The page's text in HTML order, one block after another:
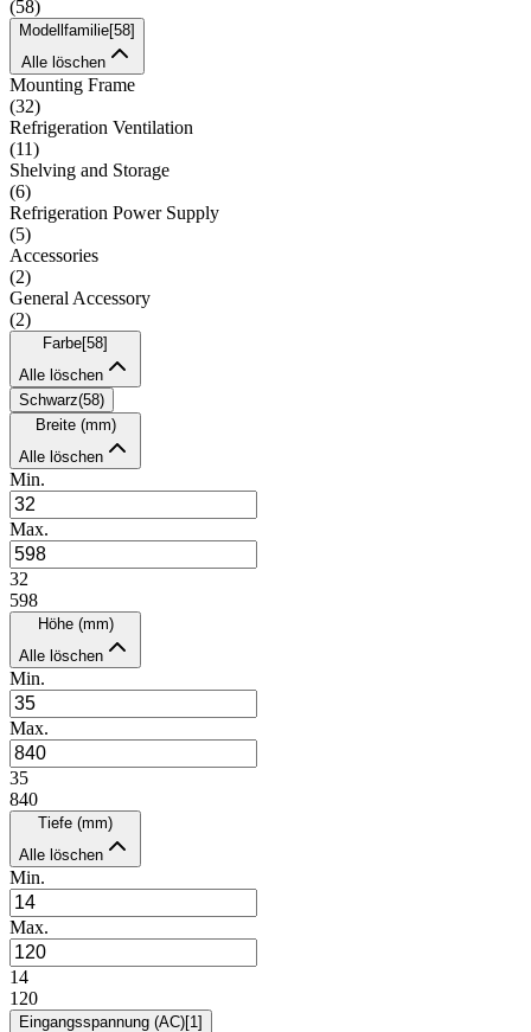
(58)
Modellfamilie[58]
Alle löschen
Mounting Frame
(32)
Refrigeration Ventilation
(11)
Shelving and Storage
(6)
Refrigeration Power Supply
(5)
Accessories
(2)
General Accessory
(2)
Farbe[58]
Alle löschen
Schwarz(58)
Breite (mm)
Alle löschen
Min.
Max.
32
598
Höhe (mm)
Alle löschen
Min.
Max.
35
840
Tiefe (mm)
Alle löschen
Min.
Max.
14
120
Eingangsspannung (AC)[1 ]